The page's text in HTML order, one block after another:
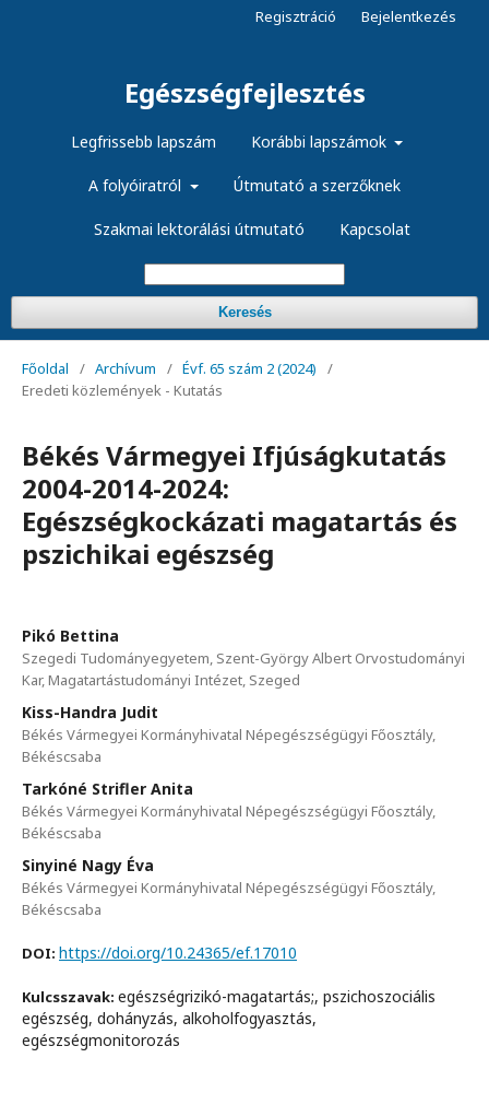
Egészségfejlesztés
Legfrissebb lapszám Korábbi lapszámok
A folyóiratról Útmutató a szerzőknek
Szakmai lektorálási útmutató Kapcsolat
Keresés
Regisztráció Bejelentkezés
Főoldal / Archívum / Évf. 65 szám 2 (2024)
/
Eredeti közlemények - Kutatás
Békés Vármegyei Ifjúságkutatás
2004-2014-2024:
Egészségkockázati magatartás és
pszichikai egészség
Pikó Bettina
Szegedi Tudományegyetem, Szent-György Albert Orvostudományi
Kar, Magatartástudományi Intézet, Szeged
Kiss-Handra Judit
Békés Vármegyei Kormányhivatal Népegészségügyi Főosztály,
Békéscsaba
Tarkóné Strifler Anita
Békés Vármegyei Kormányhivatal Népegészségügyi Főosztály,
Békéscsaba
Sinyiné Nagy Éva
Békés Vármegyei Kormányhivatal Népegészségügyi Főosztály,
Békéscsaba
DOI: https://doi.org/10.24365/ef.17010
Kulcsszavak: egészségrizikó-magatartás;, pszichoszociális
egészség, dohányzás, alkoholfogyasztás,
egészségmonitorozás